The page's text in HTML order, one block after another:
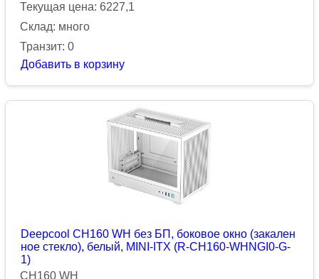
Текущая цена: 6227,1
Склад: много
Транзит: 0
Добавить в корзину
Deepcool CH160 WH без БП, боковое окно (закален
ное стекло), белый, MINI-ITX (R-CH160-WHNGI0-G-
1)
CH160 WH